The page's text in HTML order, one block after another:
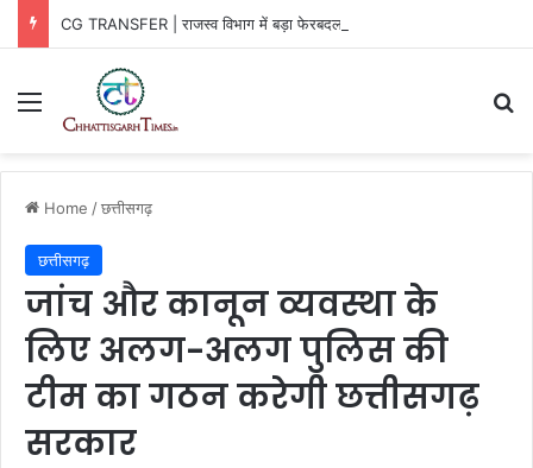
Menu
Home /छत्तीसगढ़
छत्तीसगढ़
जांच और कानून व्यवस्था के
लिए अलग-अलग पुलिस की
टीम का गठन करेगी छत्तीसगढ़
सरकार